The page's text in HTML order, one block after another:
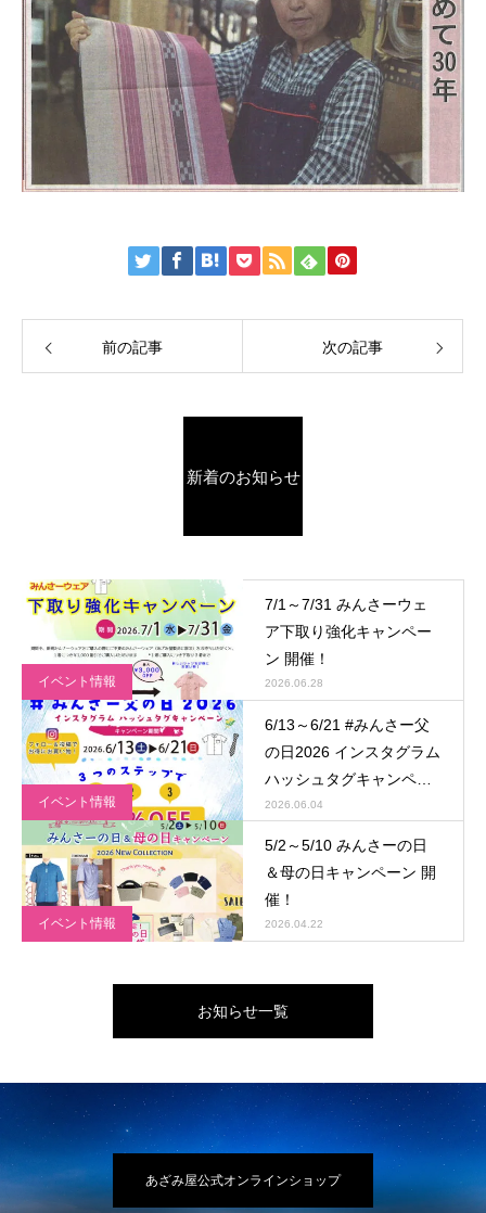
前の記事 次の記事
新着のお知らせ
イベント情報
7/1～7/31 みんさーウェ
ア下取り強化キャンペー
ン 開催！
2026.06.28
イベント情報
6/13～6/21 #みんさー父
の日2026 インスタグラム
ハッシュタグキャンペー
ン 開催！
2026.06.04
イベント情報
5/2～5/10 みんさーの日
＆母の日キャンペーン 開
催！
2026.04.22
お知らせ一覧
あざみ屋公式オンラインショップ